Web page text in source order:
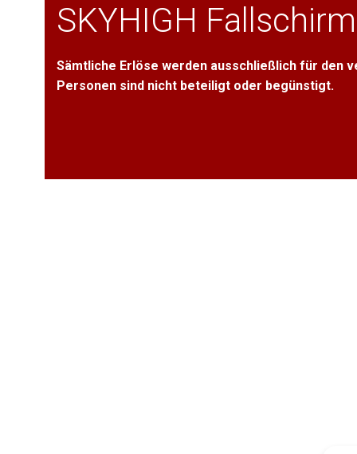
SKYHIGH
Sämtliche Erlöse werden ausschließlich für den
Personen sind nicht beteiligt oder begünstigt.